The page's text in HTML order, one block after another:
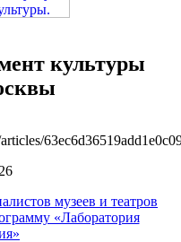
культуры
музеев и театров
«Лаборатория